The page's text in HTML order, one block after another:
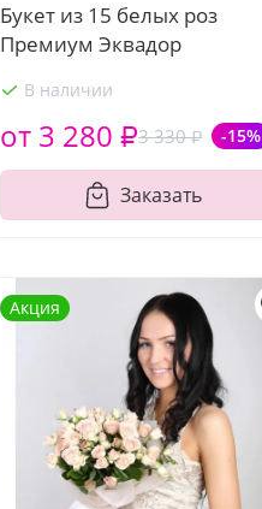
Букет из 15 белых роз
Премиум Эквадор
В наличии
3 330 ₽ -15%
от 3 280 ₽
Заказать
Акция